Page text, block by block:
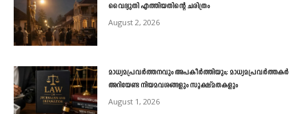
വൈദ്യുതി എത്തിയതിന്റെ ചരിത്രം
August 2, 2026
മാധ്യമപ്രവർത്തനവും അപകീർത്തിയും; മാധ്യമപ്രവർത്തകർ
അറിയേണ്ട നിയമവശങ്ങളും സൂക്ഷ്മതകളും
August 1, 2026